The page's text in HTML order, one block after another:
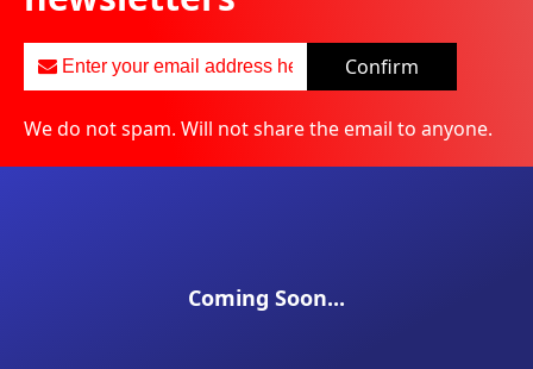
Confirm
We do not spam. Will not share the email to anyone.
Coming Soon...